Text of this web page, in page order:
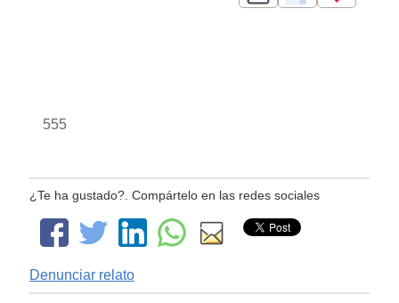
555
¿Te ha gustado?. Compártelo en las redes sociales
Denunciar relato